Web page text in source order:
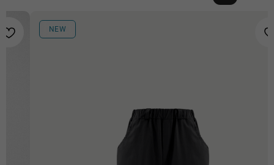
БЕСПЛАТНАЯ ДОСТАВКА